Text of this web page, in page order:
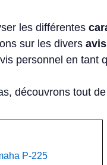
les différentes
sur les divers
personnel en tant
découvrons tout
P-225